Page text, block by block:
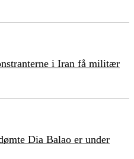
i Iran få militær
Dia Balao er under